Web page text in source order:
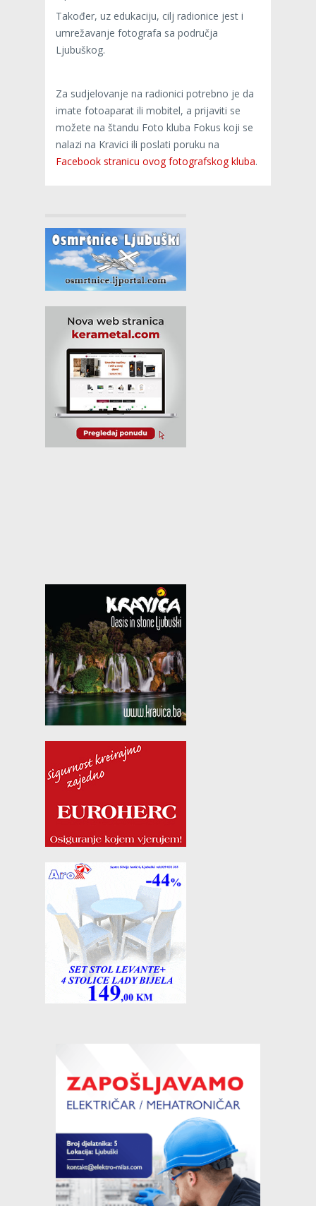
Također, uz edukaciju, cilj radionice jest i
umrežavanje fotografa sa područja
Ljubuškog.
Za sudjelovanje na radionici potrebno je da
imate fotoaparat ili mobitel, a prijaviti se
možete na štandu Foto kluba Fokus koji se
nalazi na Kravici ili poslati poruku na
Facebook stranicu ovog fotografskog kluba.